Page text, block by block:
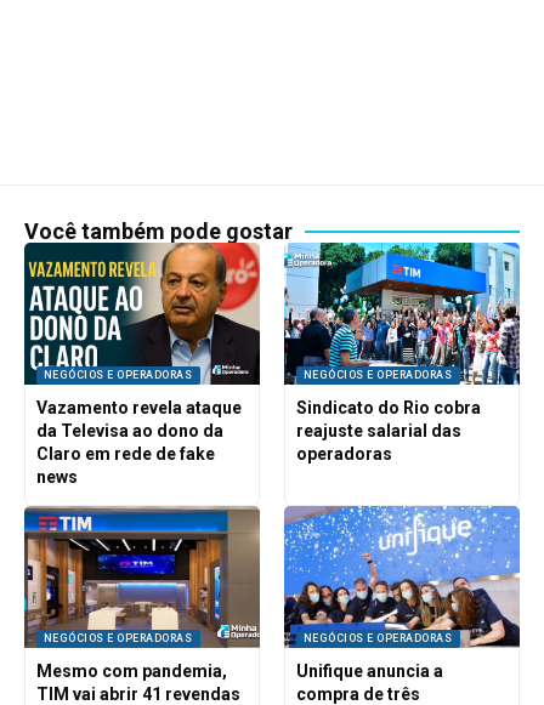
Você também pode gostar
NEGÓCIOS E OPERADORAS
Vazamento revela ataque
da Televisa ao dono da
Claro em rede de fake
news
NEGÓCIOS E OPERADORAS
Sindicato do Rio cobra
reajuste salarial das
operadoras
NEGÓCIOS E OPERADORAS
Mesmo com pandemia,
TIM vai abrir 41 revendas
NEGÓCIOS E OPERADORAS
Unifique anuncia a
compra de três